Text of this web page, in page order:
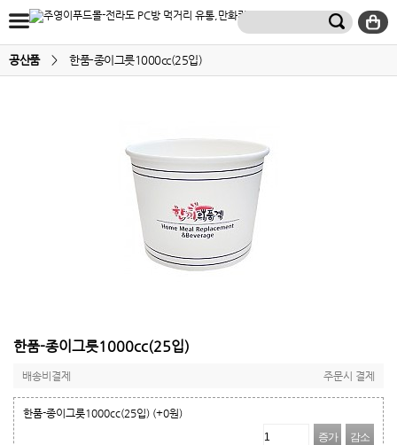
공산품 > 한품-종이그릇1000cc(25입)
한품-종이그릇1000cc(25입)
배송비결제 주문시 결제
한품-종이그릇1000cc(25입) (+0원)
증가
감소